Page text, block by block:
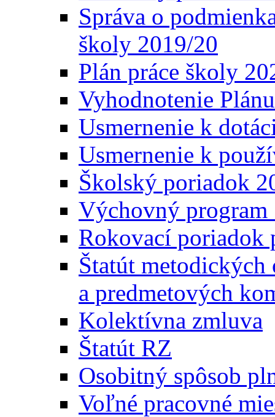
Správa o
školy 2019/20
Plán práce školy
Vyhodnotenie
Usmernenie k
Usmernenie k
Školský poriadok
Výchovný
Rokovací poriadok
Štatút
a predmetových
Kolektívna zmluva
Štatút RZ
Osobitný spôsob
Voľné pracovné